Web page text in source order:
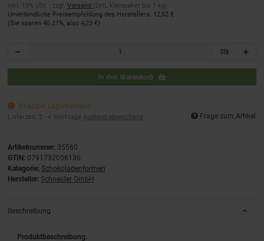
inkl. 19% USt. , zzgl. Versand (DHL kleinpaket bis 1 kg)
Unverbindliche Preisempfehlung des Herstellers: 12,52 €
(Sie sparen 40.21%, also 4,23 €)
Stk
In den Warenkorb
Knapper Lagerbestand
Lieferzeit: 2 - 4 Werktage Ausland abweichend Frage zum Artikel
Artikelnummer: 35560
GTIN: 0791732056136
Kategorie: Schokoladenformen
Hersteller: Schneider GmbH
Beschreibung
Produktbeschreibung: